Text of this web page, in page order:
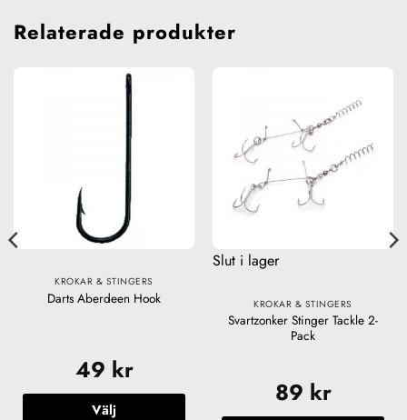
Relaterade produkter
KROKAR & STINGERS
Darts Aberdeen Hook
49 kr
Välj
Slut i lager
KROKAR & STINGERS
Svartzonker Stinger Tackle 2-
Pack
89 kr